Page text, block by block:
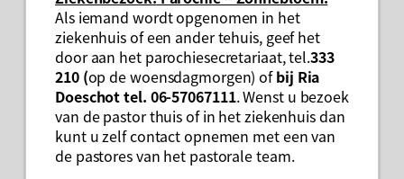
Als iemand wordt opgenomen in het
ziekenhuis of een ander tehuis, geef het
door aan het parochiesecretariaat, tel.333
210 (op de woensdagmorgen) ofbij Ria
Doeschot tel. 06-57067111. Wenst u bezoek
van de pastor thuis of in het ziekenhuis dan
kunt u zelf contact opnemen met een van
de pastores van het pastorale team.